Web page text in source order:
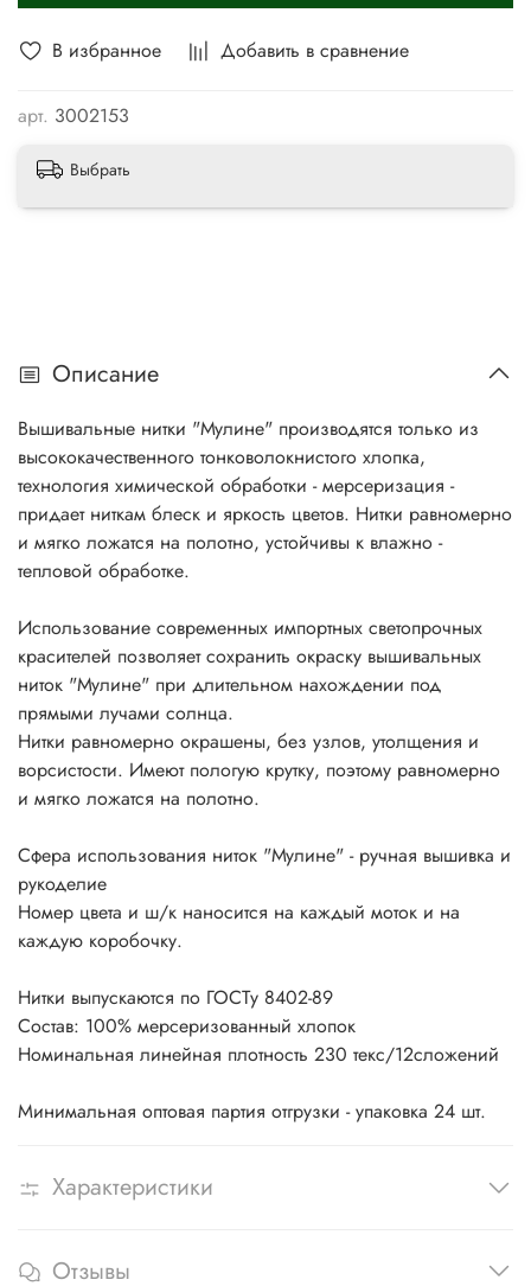
В избранное Добавить в сравнение
арт. 3002153
Выбрать
Описание
Вышивальные нитки "Мулине" производятся только из
высококачественного тонковолокнистого хлопка,
технология химической обработки - мерсеризация -
придает ниткам блеск и яркость цветов. Нитки равномерно
и мягко ложатся на полотно, устойчивы к влажно -
тепловой обработке.
Использование современных импортных светопрочных
красителей позволяет сохранить окраску вышивальных
ниток "Мулине" при длительном нахождении под
прямыми лучами солнца.
Нитки равномерно окрашены, без узлов, утолщения и
ворсистости. Имеют пологую крутку, поэтому равномерно
и мягко ложатся на полотно.
Сфера использования ниток "Мулине" - ручная вышивка и
рукоделие
Номер цвета и ш/к наносится на каждый моток и на
каждую коробочку.
Нитки выпускаются по ГОСТу 8402-89
Состав: 100% мерсеризованный хлопок
Номинальная линейная плотность 230 текс/12сложений
Минимальная оптовая партия отгрузки - упаковка 24 шт.
Характеристики
Отзывы